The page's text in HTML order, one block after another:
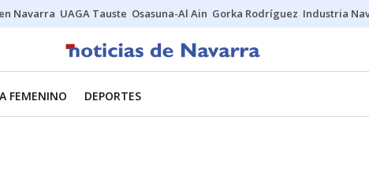
Navarra UAGA Tauste Osasuna-Al Ain Gorka Rodríguez Industria
FEMENINO DEPORTES